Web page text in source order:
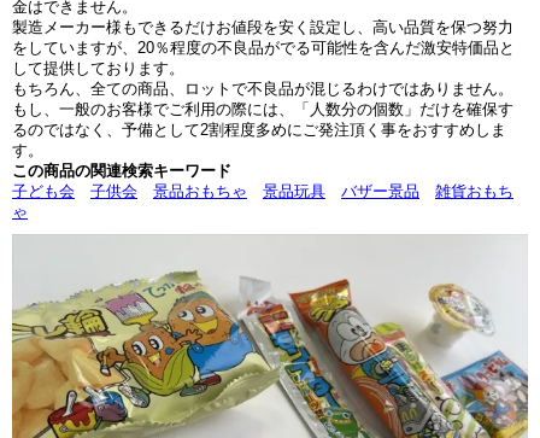
金はできません。
製造メーカー様もできるだけお値段を安く設定し、高い品質を保つ努力
をしていますが、20％程度の不良品がでる可能性を含んだ激安特価品と
して提供しております。
もちろん、全ての商品、ロットで不良品が混じるわけではありません。
もし、一般のお客様でご利用の際には、「人数分の個数」だけを確保す
るのではなく、予備として2割程度多めにご発注頂く事をおすすめしま
す。
この商品の関連検索キーワード
子ども会
子供会 景品おもちゃ 景品玩具 バザー景品
雑貨おもち
ゃ